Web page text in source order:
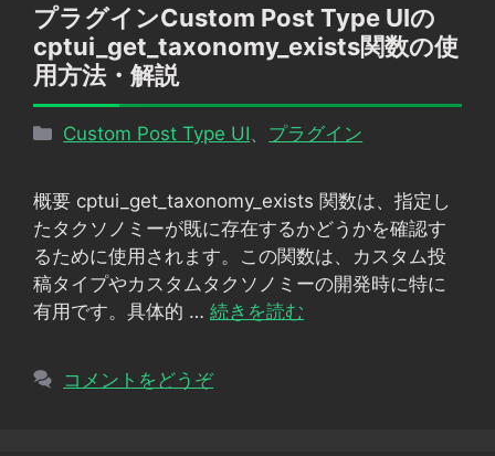
プラグインCustom Post Type UIの
cptui_get_taxonomy_exists関数の使
用方法・解説
カ
リ
ー
Custom Post Type UI プラグイン
概要 cptui_get_taxonomy_exists 関数は、指定し
たタクソノミーが既に存在するかどうかを確認す
るために使用されます。この関数は、カスタム投
稿タイプやカスタムタクソノミーの開発時に特に
有用です。具体的 … 続きを読む
コメントをどうぞ